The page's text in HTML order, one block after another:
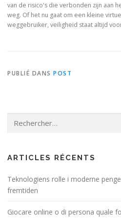
van de risico's die verbonden zijn aan
weg. Of het nu gaat om een kleine
weggebruiker, veiligheid staat altijd
PUBLIÉ DANS POST
ARTICLES RÉCENTS
Teknologiens rolle i moderne
fremtiden
Giocare online o di persona quale